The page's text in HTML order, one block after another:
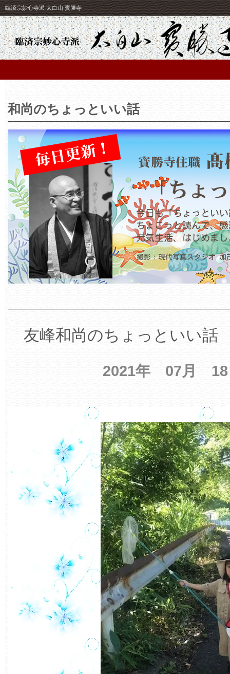
臨済宗妙心寺派 太白山 寳勝寺
和尚のちょっといい話
友峰和尚のちょっといい話
2021年 07月